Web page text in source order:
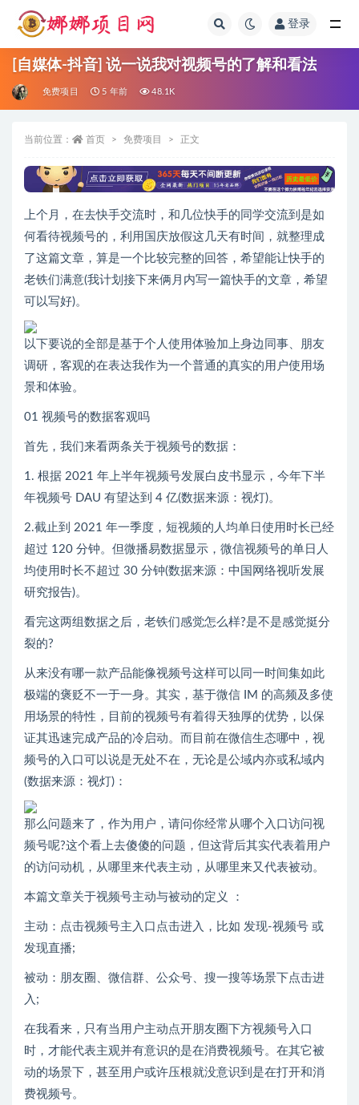
登录
[自媒体-抖音] 说一说我对视频号的了解和看法
免费项目 5 年前 48.1K
当前位置： 首页 免费项目 正文
上个月，在去快手交流时，和几位快手的同学交流到是如
何看待视频号的，利用国庆放假这几天有时间，就整理成
了这篇文章，算是一个比较完整的回答，希望能让快手的
老铁们满意(我计划接下来俩月内写一篇快手的文章，希望
可以写好)。
以下要说的全部是基于个人使用体验加上身边同事、朋友
调研，客观的在表达我作为一个普通的真实的用户使用场
景和体验。
01 视频号的数据客观吗
首先，我们来看两条关于视频号的数据：
1. 根据 2021 年上半年视频号发展白皮书显示，今年下半
年视频号 DAU 有望达到 4 亿(数据来源：视灯)。
2.截止到 2021 年一季度，短视频的人均单日使用时长已经
超过 120 分钟。但微播易数据显示，微信视频号的单日人
均使用时长不超过 30 分钟(数据来源：中国网络视听发展
研究报告)。
看完这两组数据之后，老铁们感觉怎么样?是不是感觉挺分
裂的?
从来没有哪一款产品能像视频号这样可以同一时间集如此
极端的褒贬不一于一身。其实，基于微信 IM 的高频及多使
用场景的特性，目前的视频号有着得天独厚的优势，以保
证其迅速完成产品的冷启动。而目前在微信生态哪中，视
频号的入口可以说是无处不在，无论是公域内亦或私域内
(数据来源：视灯)：
那么问题来了，作为用户，请问你经常从哪个入口访问视
频号呢?这个看上去傻傻的问题，但这背后其实代表着用户
的访问动机，从哪里来代表主动，从哪里来又代表被动。
本篇文章关于视频号主动与被动的定义 ：
主动：点击视频号主入口点击进入，比如 发现-视频号 或
发现直播;
被动：朋友圈、微信群、公众号、搜一搜等场景下点击进
入;
在我看来，只有当用户主动点开朋友圈下方视频号入口
时，才能代表主观并有意识的是在消费视频号。在其它被
动的场景下，甚至用户或许压根就没意识到是在打开和消
费视频号。